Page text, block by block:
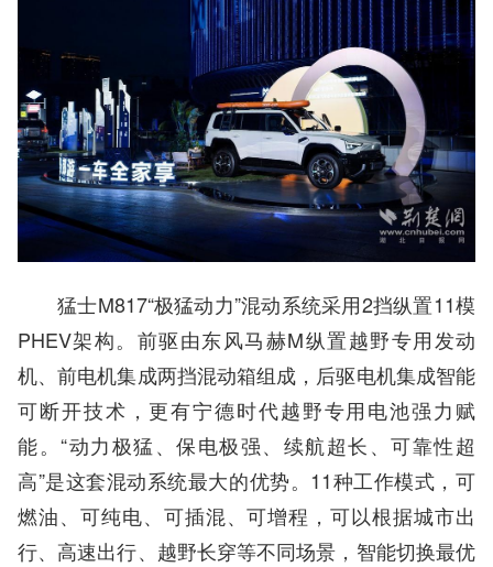
猛士M817“极猛动力”混动系统采用2挡纵置11模
PHEV架构。前驱由东风马赫M纵置越野专用发动
机、前电机集成两挡混动箱组成，后驱电机集成智能
可断开技术，更有宁德时代越野专用电池强力赋
能。“动力极猛、保电极强、续航超长、可靠性超
高”是这套混动系统最大的优势。11种工作模式，可
燃油、可纯电、可插混、可增程，可以根据城市出
行、高速出行、越野长穿等不同场景，智能切换最优